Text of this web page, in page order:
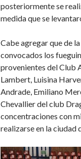
posteriormente se
medida que se
Cabe agregar que de
convocados los
provenientes del Club
Lambert, Luisina
Andrade, Emiliano
Chevallier del club
concentraciones con
realizarse en la ciudad